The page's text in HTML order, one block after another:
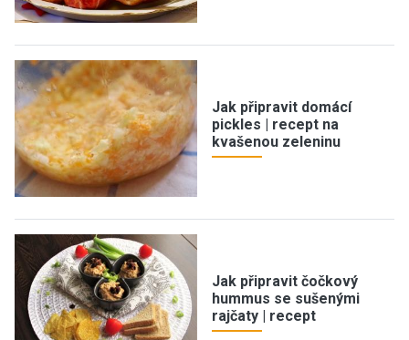
Jak připravit domácí
pickles | recept na
kvašenou zeleninu
Jak připravit čočkový
hummus se sušenými
rajčaty | recept